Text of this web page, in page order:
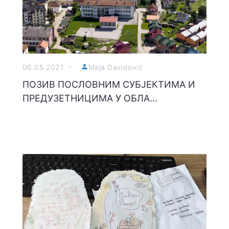
06.05.2021 Maja Davidović
ПОЗИВ ПОСЛОВНИМ СУБЈЕКТИМА И
ПРЕДУЗЕТНИЦИМА У ОБЛА...